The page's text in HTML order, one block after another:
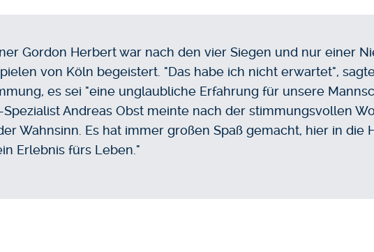
Gordon Herbert war nach den vier Siegen und nur einer
von Köln begeistert. "Das habe ich nicht erwartet",
es sei "eine unglaubliche Erfahrung für unsere
Andreas Obst meinte nach der stimmungsvollen
Wahnsinn. Es hat immer großen Spaß gemacht, hier in die
Erlebnis fürs Leben."